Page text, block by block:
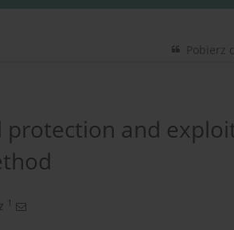
Pobierz
and
1